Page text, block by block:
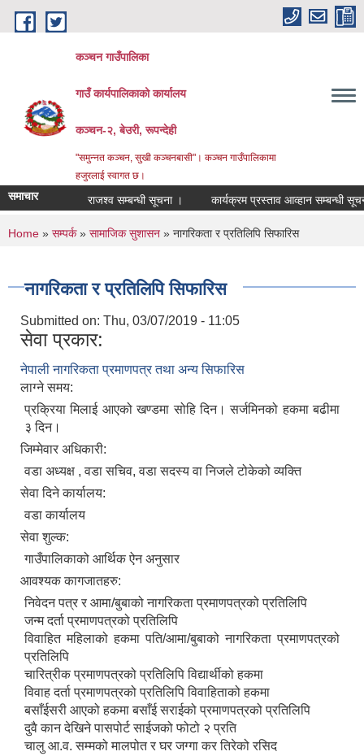
Skip to main content
कञ्चन गाउँपालिका
गाउँ कार्यपालिकाको कार्यालय
कञ्‍चन-२, बेउरी, रूपन्देही
"समुन्‍नत कञ्‍चन, सुखी कञ्‍चनबासी"। कञ्चन गाउँपालिकामा
हजुरलाई स्वागत छ।
समाचार राजश्व सम्बन्धी सूचना । कार्यक्रम प्रस्ताव आव्हान सम्बन्धी सूचना ।
You are here
Home » सम्पर्क» सामाजिक सुशासन » नागरिकता र प्रतिलिपि सिफारिस
नागरिकता र प्रतिलिपि सिफारिस
Submitted on: Thu, 03/07/2019 - 11:05
सेवा प्रकार:
नेपाली नागरिकता प्रमाणपत्र तथा अन्य सिफारिस
लाग्ने समय:
प्रक्रिया मिलाई आएको खण्डमा सोहि दिन। सर्जमिनको हकमा बढीमा
३ दिन।
जिम्मेवार अधिकारी:
वडा अध्यक्ष , वडा सचिव, वडा सदस्य वा निजले टोकेको व्यक्ति
सेवा दिने कार्यालय:
वडा कार्यालय
सेवा शुल्क:
गाउँपालिकाको आर्थिक ऐन अनुसार
आवश्यक कागजातहरु:
निवेदन पत्र र आमा/बुबाको नागरिकता प्रमाणपत्रको प्रतिलिपि
जन्म दर्ता प्रमाणपत्रको प्रतिलिपि
विवाहित महिलाको हकमा पति/आमा/बुबाको नागरिकता प्रमाणपत्रको
प्रतिलिपि
चारित्रीक प्रमाणपत्रको प्रतिलिपि विद्यार्थीको हकमा
विवाह दर्ता प्रमाणपत्रको प्रतिलिपि विवाहिताको हकमा
बसाँईसरी आएको हकमा बसाँई सराईको प्रमाणपत्रको प्रतिलिपि
दुवै कान देखिने पासपोर्ट साईजको फोटो २ प्रति
चालु आ.व. सम्मको मालपोत र घर जग्गा कर तिरेको रसिद